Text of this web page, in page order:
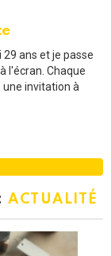
ans et je passe
l'écran. Chaque
invitation à
ACTUALITÉ